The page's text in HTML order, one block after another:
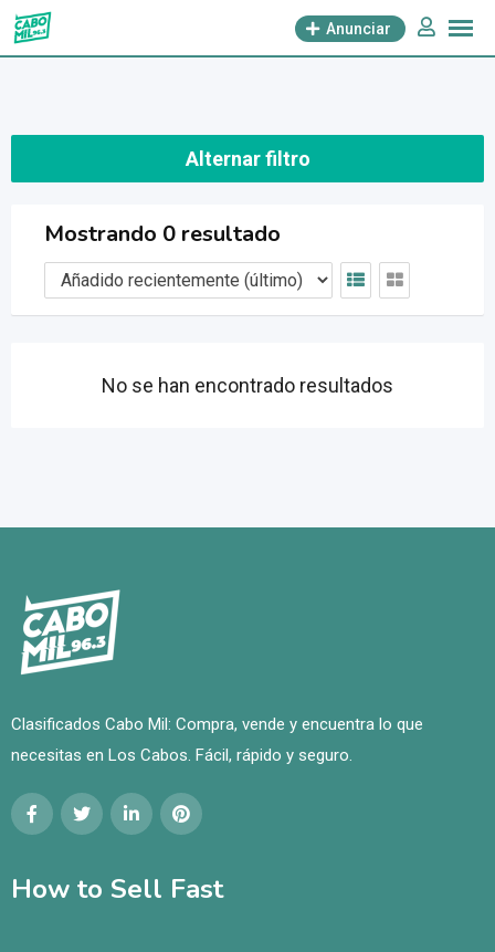
saltar
Anunciar
Alternar filtro
Mostrando 0 resultado
No se han encontrado resultados
Clasificados Cabo Mil: Compra, vende y encuentra lo que
necesitas en Los Cabos. Fácil, rápido y seguro.
How to Sell Fast